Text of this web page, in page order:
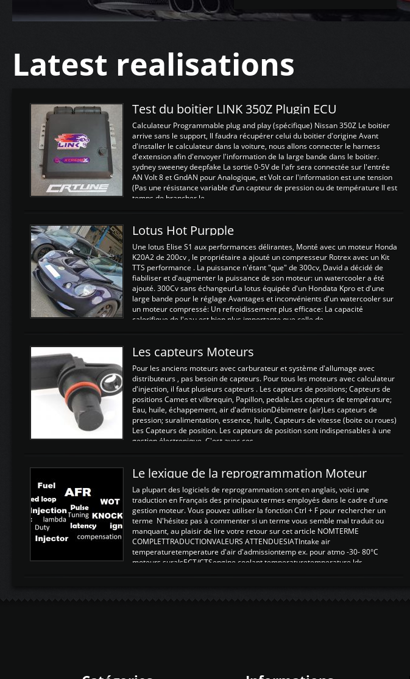
Latest realisations
Test du boitier LINK 350Z Plugin ECU
Calculateur Programmable plug and play (spécifique) Nissan 350Z Le boitier
arrive sans le support, Il faudra récupérer celui du boitier d'origine Avant
d'installer le calculateur dans la voiture, nous allons connecter le harness
d'extension afin d'envoyer l'information de la large bande dans le boitier.
sydney sweeney deepfake La sortie 0-5V de l'afr sera connectée sur l'entrée
AN Volt 8 et GndAN pour Analogique, et Volt car l'information est une tension
(Pas une résistance variable d'un capteur de pression ou de température Il est
temps de brancher le ...
Lotus Hot Purpple
Une lotus Elise S1 aux performances délirantes, Monté avec un moteur Honda
K20A2 de 200cv , le propriétaire a ajouté un compresseur Rotrex avec un Kit
TTS performance . La puissance n'étant "que" de 300cv, David a décidé de
fiabiliser et d'augmenter la puissance de son moteur: un watercooler a été
ajouté. 300Cv sans échangeurLa lotus équipée d'un Hondata Kpro et d'une
large bande pour le réglage Avantages et inconvénients d'un watercooler sur
un moteur compressé: Un refroidissement plus efficace: La capacité
calorifique de l'eau est bien plus importante que celle de ...
Les capteurs Moteurs
Pour les anciens moteurs avec carburateur et système d'allumage avec
distributeurs , pas besoin de capteurs. Pour tous les moteurs avec calculateur
d'injection, il faut plusieurs capteurs . Les capteurs de positions; Capteurs de
positions Cames et vilbrequin, Papillon, pedale.Les capteurs de température;
Eau, huile, échappement, air d'admissionDébimetre (air)Les capteurs de
pression; suralimentation, essence, huile, Capteurs de vitesse (boite ou roues)
Les Capteurs de position. Les capteurs de position sont indispensables à une
gestion électronique. C'est avec ces ...
Le lexique de la reprogrammation Moteur
La plupart des logiciels de reprogrammation sont en anglais, voici une
traduction en Français des principaux termes employés dans le cadre d'une
gestion moteur. Vous pouvez utiliser la fonction Ctrl + F pour rechercher un
terme N'hésitez pas à commenter si un terme vous semble mal traduit ou
manquant, au plaisir de lire votre retour sur cet article NOMTERME
COMPLETTRADUCTIONVALEURS ATTENDUESIATIntake air
temperaturetemperature d'air d'admissiontemp ex. pour atmo -30- 80°C
moteurs suralsECT/CTSengine coolant temperaturetemperature ldr